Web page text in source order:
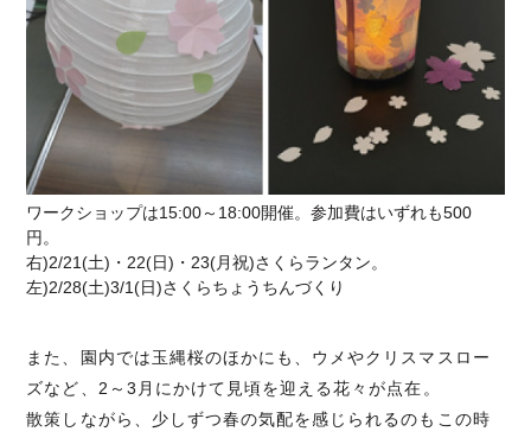
ワークショップは15:00～18:00開催。参加費はいずれも500
円。
右)2/21(土)・22(日)・23(月祝)さくらランタン。
左)2/28(土)3/1(日)さくらちょうちんづくり
また、園内では玉縄桜のほかにも、ウメやクリスマスロー
ズなど、2～3月にかけて見頃を迎える花々が点在。
散策しながら、少しずつ春の気配を感じられるのもこの時